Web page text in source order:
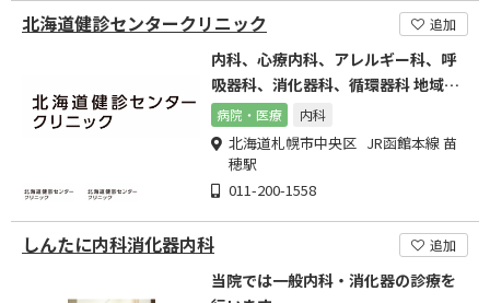
北海道健診センタークリニック 追加
内科、心療内科、アレルギー科、呼
吸器科、消化器科、循環器科 地域密
着で診療を行っております。
病院・医療 内科
北海道札幌市中央区 JR函館本線 苗
穂駅
011-200-1558
しんたに内科消化器内科 追加
当院では一般内科・消化器の診療を